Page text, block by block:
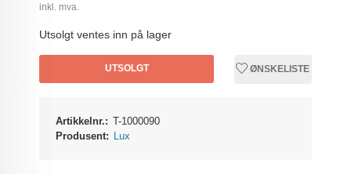
inkl. mva.
Utsolgt ventes inn på lager
UTSOLGT ØNSKELISTE
Artikkelnr.: T-1000090
Produsent: Lux